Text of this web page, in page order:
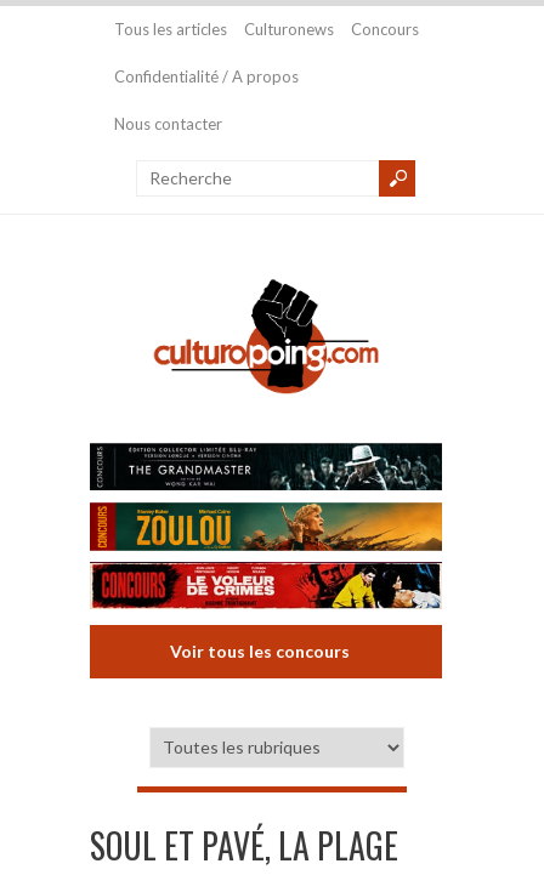
Tous les articles Culturonews Concours
Confidentialité / A propos
Nous contacter
Voir tous les concours
SOUL ET PAVÉ, LA PLAGE